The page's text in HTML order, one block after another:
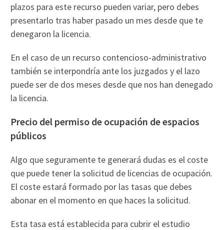
plazos para este recurso pueden variar, pero debes
presentarlo tras haber pasado un mes desde que te
denegaron la licencia.
En el caso de un recurso contencioso-administrativo
también se interpondría ante los juzgados y el lazo
puede ser de dos meses desde que nos han denegado
la licencia.
Precio del permiso de ocupación de espacios
públicos
Algo que seguramente te generará dudas es el coste
que puede tener la solicitud de licencias de ocupación.
El coste estará formado por las tasas que debes
abonar en el momento en que haces la solicitud.
Esta tasa está establecida para cubrir el estudio